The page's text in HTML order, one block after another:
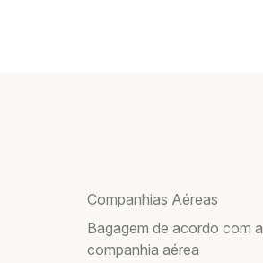
Companhias Aéreas
Bagagem de acordo com a
companhia aérea